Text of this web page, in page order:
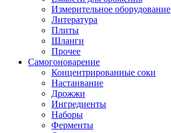
Измерительное оборудование
Литература
Плиты
Шланги
Прочее
Самогоноварение
Концентрированные соки
Настаивание
Дрожжи
Ингредиенты
Наборы
Ферменты